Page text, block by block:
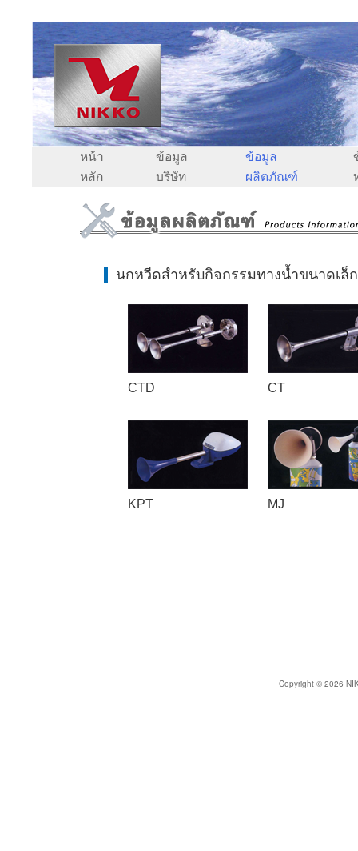
หน้า
หลัก
ข้อมูล
บริษัท
ข้อมูล
ผลิตภัณฑ์
นกหวีดสำหรับกิจกรรมทางน้ำขนาดเล็
CTD CT
KPT MJ
Copyright © 2026